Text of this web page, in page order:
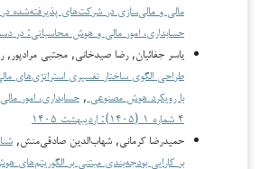
مالی و مالی‌سازی در شرکت‌های پذیرفته‌شده در
حسابداری، امور مالی و هوش محاسباتی: در
یاسر جفائیان, رضا صیدخانی, مجتبی
طراحی الگوی ساختار تفسیری استراتژی‌های
با رویکرد هوش مصنوعی , حسابداری، امور
۴ شماره ۱ (۱۴۰۵): اردیبهشت ۱۴۰۵
حمیدرضا کرمانی‌, شهاب‌الدین صادقی‌منش,
بر کارایی بودجه‌بندی مبتنی بر الگوریتم‌های